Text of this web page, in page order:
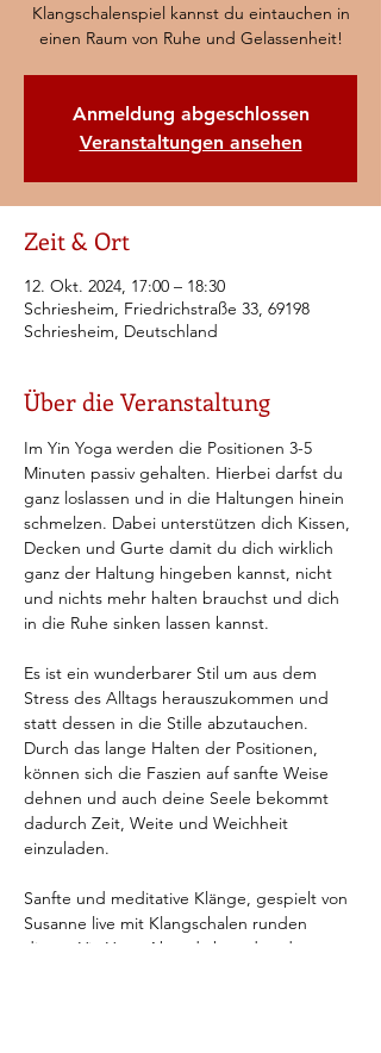
Klangschalenspiel kannst du eintauchen in
einen Raum von Ruhe und Gelassenheit!
Anmeldung abgeschlossen
Veranstaltungen ansehen
Zeit & Ort
12. Okt. 2024, 17:00 – 18:30
Schriesheim, Friedrichstraße 33, 69198
Schriesheim, Deutschland
Über die Veranstaltung
Im Yin Yoga werden die Positionen 3-5
Minuten passiv gehalten. Hierbei darfst du
ganz loslassen und in die Haltungen hinein
schmelzen. Dabei unterstützen dich Kissen,
Decken und Gurte damit du dich wirklich
ganz der Haltung hingeben kannst, nicht
und nichts mehr halten brauchst und dich
in die Ruhe sinken lassen kannst.
Es ist ein wunderbarer Stil um aus dem
Stress des Alltags herauszukommen und
statt dessen in die Stille abzutauchen.
Durch das lange Halten der Positionen,
können sich die Faszien auf sanfte Weise
dehnen und auch deine Seele bekommt
dadurch Zeit, Weite und Weichheit
einzuladen.
Sanfte und meditative Klänge, gespielt von
Susanne live mit Klangschalen runden
diesen Yin Yoga Abend ab und und